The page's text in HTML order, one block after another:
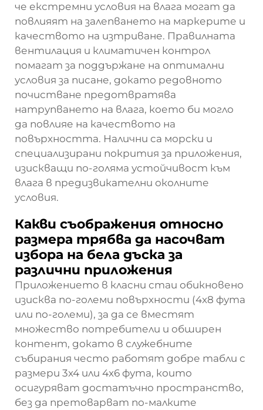
че екстремни условия на влага могат да
повлияят на залепването на маркерите и
качеството на изтриване. Правилната
вентилация и климатичен контрол
помагат за поддържане на оптимални
условия за писане, докато редовното
почистване предотвратява
натрупването на влага, което би могло
да повлияе на качеството на
повърхността. Налични са морски и
специализирани покрития за приложения,
изискващи по-голяма устойчивост към
влага в предизвикателни околните
условия.
Какви съображения относно
размера трябва да насочват
избора на бела дъска за
различни приложения
Приложението в класни стаи обикновено
изисква по-големи повърхности (4x8 фута
или по-големи), за да се вместят
множество потребители и обширен
контент, докато в служебните
събирания често работят добре табли с
размери 3x4 или 4x6 фута, които
осигуряват достатъчно пространство,
без да претоварват по-малките